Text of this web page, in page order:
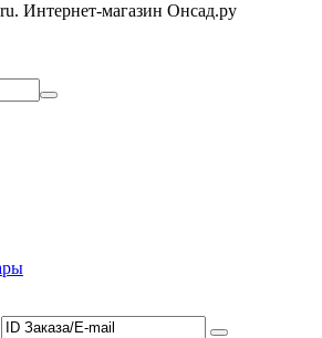
Интернет-магазин Онсад.ру